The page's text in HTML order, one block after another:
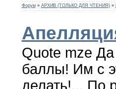
Форум » АРХИВ (ТОЛЬКО ДЛЯ ЧТЕНИЯ) »
Quote mze
баллы! Им с
делать!... По